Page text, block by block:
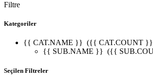
Filtre
Kategoriler
{{ CAT.NAME }} ({{ CAT.COUNT
{{ SUB.NAME }} ({{
Seçilen Filtreler